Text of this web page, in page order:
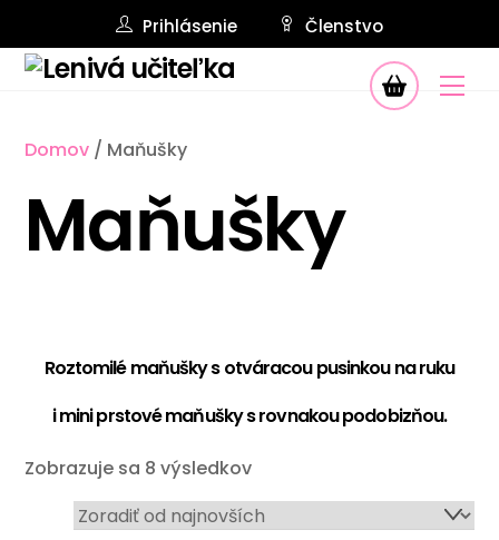
to
content
Prihlásenie Členstvo
Košík
Domov / Maňušky
Maňušky
Roztomilé maňušky s otváracou pusinkou na ruku
i mini prstové maňušky s rovnakou podobizňou.
Zobrazuje sa 8 výsledkovZoradené
podľa
najnovších